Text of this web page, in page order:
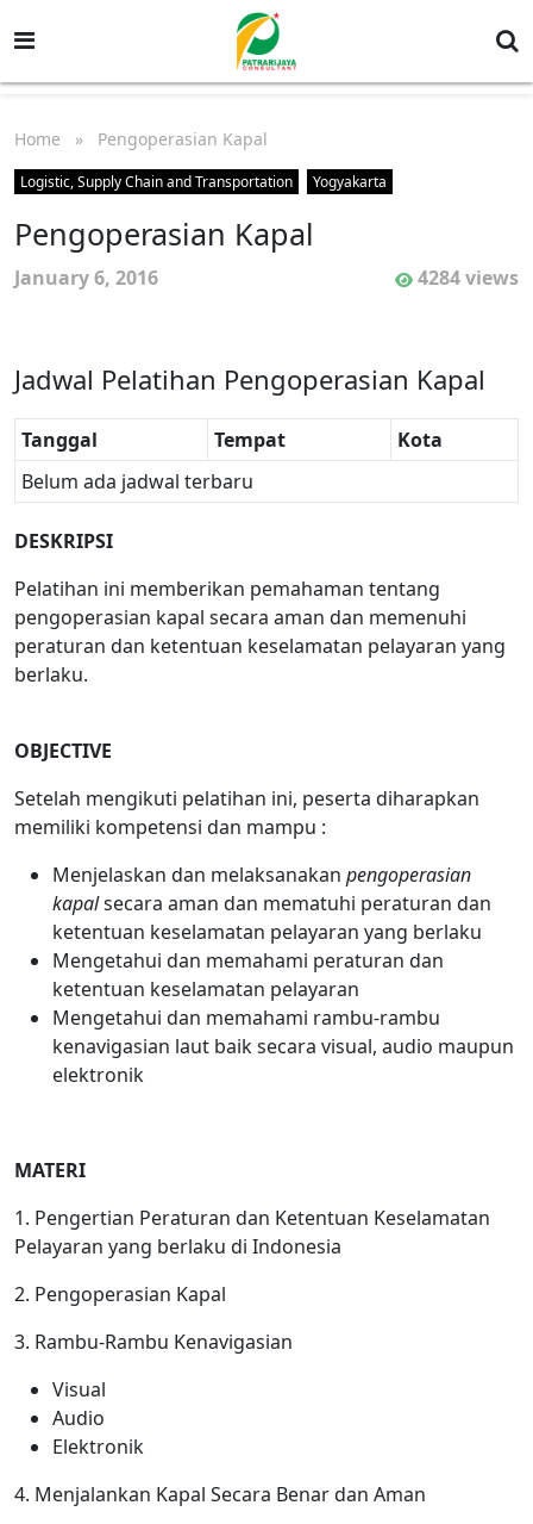
Home » Pengoperasian Kapal
Logistic, Supply Chain and Transportation Yogyakarta
Pengoperasian Kapal
January 6, 2016 4284 views
Jadwal Pelatihan Pengoperasian Kapal
Tanggal Tempat
Kota
Belum ada jadwal terbaru
DESKRIPSI
Pelatihan ini memberikan pemahaman tentang
pengoperasian kapal secara aman dan memenuhi
peraturan dan ketentuan keselamatan pelayaran yang
berlaku.
OBJECTIVE
Setelah mengikuti pelatihan ini, peserta diharapkan
memiliki kompetensi dan mampu :
Menjelaskan dan melaksanakan pengoperasian
kapalsecara aman dan mematuhi peraturan dan
ketentuan keselamatan pelayaran yang berlaku
Mengetahui dan memahami peraturan dan
ketentuan keselamatan pelayaran
Mengetahui dan memahami rambu-rambu
kenavigasian laut baik secara visual, audio maupun
elektronik
MATERI
1. Pengertian Peraturan dan Ketentuan Keselamatan
Pelayaran yang berlaku di Indonesia
2. Pengoperasian Kapal
3. Rambu-Rambu Kenavigasian
Visual
Audio
Elektronik
4. Menjalankan Kapal Secara Benar dan Aman